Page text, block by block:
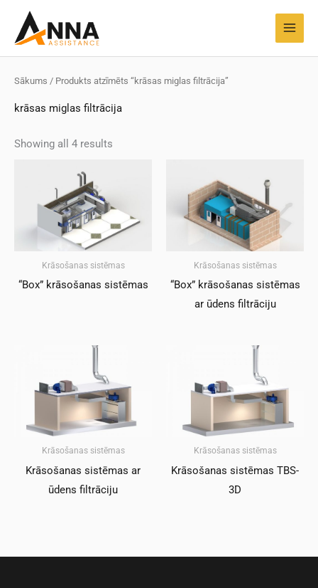
saturu
Sākums / Produkts atzīmēts “krāsas miglas filtrācija”
krāsas miglas filtrācija
Showing all 4 results
Krāsošanas sistēmas
“Box” krāsošanas sistēmas
Krāsošanas sistēmas
“Box” krāsošanas sistēmas
ar ūdens filtrāciju
Krāsošanas sistēmas
Krāsošanas sistēmas ar
ūdens filtrāciju
Krāsošanas sistēmas
Krāsošanas sistēmas TBS-
3D